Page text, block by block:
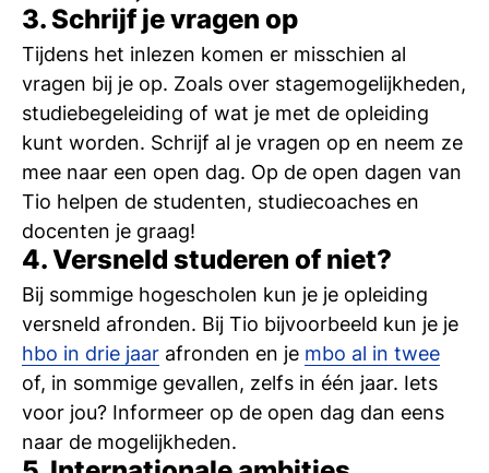
3. Schrijf je vragen op
Tijdens het inlezen komen er misschien al
vragen bij je op. Zoals over stagemogelijkheden,
studiebegeleiding of wat je met de opleiding
kunt worden. Schrijf al je vragen op en neem ze
mee naar een open dag. Op de open dagen van
Tio helpen de studenten, studiecoaches en
docenten je graag!
4. Versneld studeren of niet?
Bij sommige hogescholen kun je je opleiding
versneld afronden. Bij Tio bijvoorbeeld kun je je
hbo in drie jaar afronden en je mbo al in twee
of, in sommige gevallen, zelfs in één jaar. Iets
voor jou? Informeer op de open dag dan eens
naar de mogelijkheden.